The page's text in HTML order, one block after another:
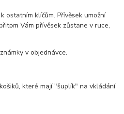
ostatním klíčům. Přívěsek umožní
Vám přívěsek zůstane v ruce,
v objednávce.
které mají "šuplík" na vkládání